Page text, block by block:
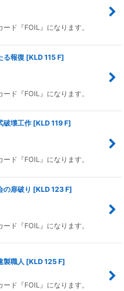
ド『FOIL』になります。
る報復 [KLD 115 F]
ド『FOIL』になります。
破壊工作 [KLD 119 F]
ド『FOIL』になります。
の扉破り [KLD 123 F]
ド『FOIL』になります。
製職人 [KLD 125 F]
ド『FOIL』になります。